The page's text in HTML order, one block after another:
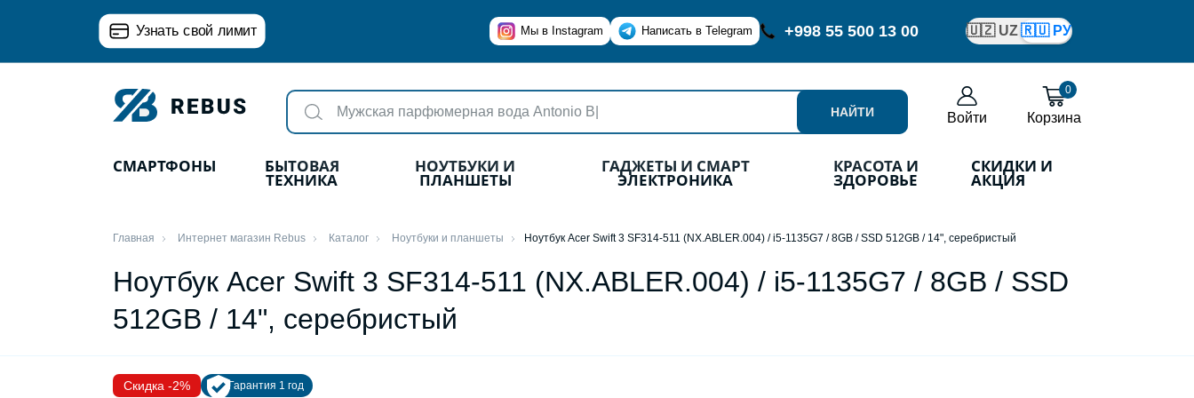
Узнать свой лимит Мы в Instagram Написать в Telegram +998 55 500 13 00 🇺🇿 UZ🇷🇺 РУ
НАЙТИ Войти
0
Корзина
СМАРТФОНЫ БЫТОВАЯ
ТЕХНИКА
НОУТБУКИ И
ПЛАНШЕТЫ
ГАДЖЕТЫ И СМАРТ
ЭЛЕКТРОНИКА
КРАСОТА И
ЗДОРОВЬЕ
СКИДКИ И
АКЦИЯ
Главная Интернет магазин Rebus Каталог Ноутбуки и планшеты Ноутбук Acer Swift 3 SF314-511 (NX.ABLER.004) / i5-1135G7 / 8GB / SSD 512GB / 14", серебристый
Ноутбук Acer Swift 3 SF314-511 (NX.ABLER.004) / i5-1135G7 / 8GB / SSD
512GB / 14", серебристый
Скидка -2% Гарантия 1 год